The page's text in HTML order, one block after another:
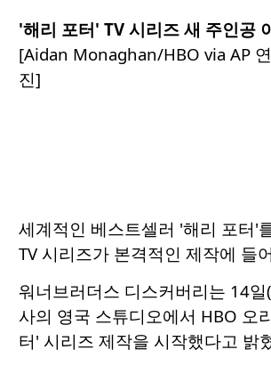
'해리 포터' TV 시리즈 새 주인공
[Aidan Monaghan/HBO via AP
진]
세계적인 베스트셀러 '해리 포터'
TV 시리즈가 본격적인 제작에 들
워너브러더스 디스커버리는 14
사의 영국 스튜디오에서 HBO 오
터' 시리즈 제작을 시작했다고 밝